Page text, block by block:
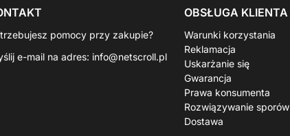
pomocy przy zakupie?
e-mail na adres: info@netscroll.pl
OBSŁUGA KLIENTA
Warunki korzystania
Reklamacja
Uskarżanie się
Gwarancja
Prawa konsumenta
Rozwiązywanie sporów
Dostawa